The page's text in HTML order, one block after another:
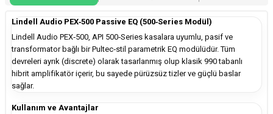
Lindell Audio PEX‑500 Passive EQ (500‑Series Modül)
Lindell Audio PEX‑500, API 500‑Series kasalara uyumlu, pasif ve
transformator bağlı bir Pultec‑stil parametrik EQ modülüdür. Tüm
devreleri ayrık (discrete) olarak tasarlanmış olup klasik 990 tabanlı
hibrit amplifikatör içerir, bu sayede pürüzsüz tizler ve güçlü baslar
sağlar.
Kullanım ve Avantajlar